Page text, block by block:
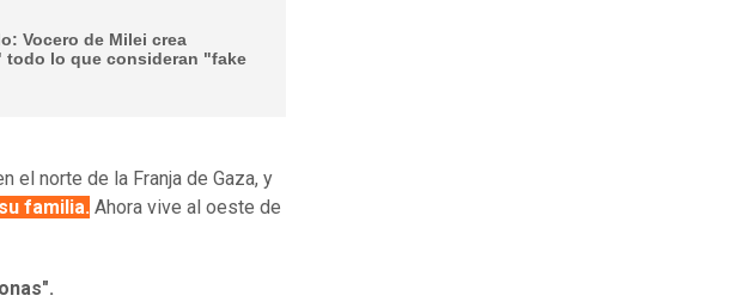
Vocero de Milei crea
lo que consideran "fake
el norte de la Franja de Gaza, y
familia. Ahora vive al oeste de